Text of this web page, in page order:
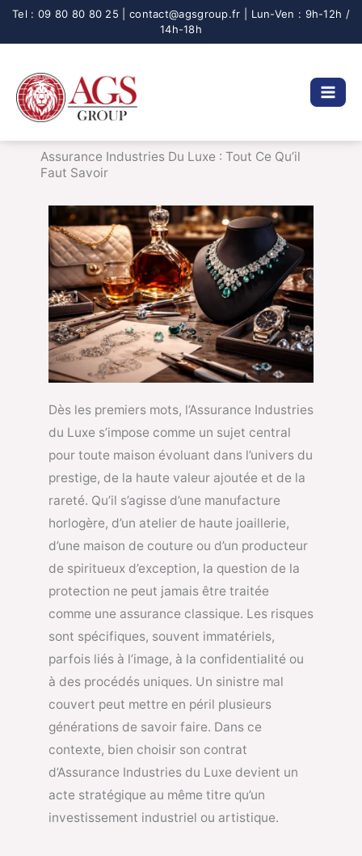
Aller
Assurance Industries Du Luxe : Tout Ce Qu’il
Faut Savoir
Dès les premiers mots, l’Assurance Industries
du Luxe s’impose comme un sujet central
pour toute maison évoluant dans l’univers du
prestige, de la haute valeur ajoutée et de la
rareté. Qu’il s’agisse d’une manufacture
horlogère, d’un atelier de haute joaillerie,
d’une maison de couture ou d’un producteur
de spiritueux d’exception, la question de la
protection ne peut jamais être traitée
comme une assurance classique. Les risques
sont spécifiques, souvent immatériels,
parfois liés à l’image, à la confidentialité ou
à des procédés uniques. Un sinistre mal
couvert peut mettre en péril plusieurs
générations de savoir faire. Dans ce
contexte, bien choisir son contrat
d’Assurance Industries du Luxe devient un
acte stratégique au même titre qu’un
investissement industriel ou artistique.